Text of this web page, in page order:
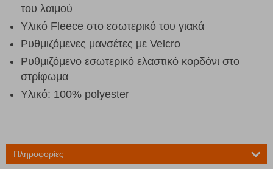
του λαιμού
Υλικό Fleece στο εσωτερικό του γιακά
Ρυθμιζόμενες μανσέτες με Velcro
Ρυθμιζόμενο εσωτερικό ελαστικό κορδόνι στο
στρίφωμα
Υλικό: 100% polyester
Πληροφορίες